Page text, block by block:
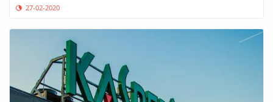
27-02-2020